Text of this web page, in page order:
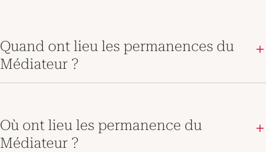
Quand ont lieu les permanences du
Médiateur ?
Où ont lieu les permanence du
Médiateur ?